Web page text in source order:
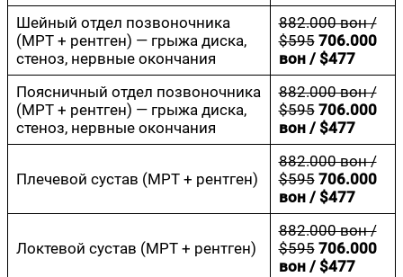
Шей­ный отдел позво­ноч­ни­ка
(МРТ + рент­ген) — гры­жа дис­ка,
сте­ноз, нерв­ные окончания
882.000 вон /
$595 706.000
вон / $477
Пояс­нич­ный отдел позво­ноч­ни­ка
(МРТ + рент­ген) — гры­жа дис­ка,
сте­ноз, нерв­ные окончания
882.000 вон /
$595 706.000
вон / $477
Пле­че­вой сустав (МРТ + рентген)
882.000 вон /
$595 706.000
вон / $477
Лок­те­вой сустав (МРТ + рентген)
882.000 вон /
$595 706.000
вон / $477